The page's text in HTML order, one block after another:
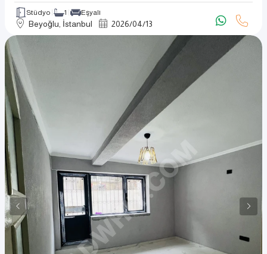
Stüdyo 1 Eşyalı
Beyoğlu, İstanbul 2026/04/13